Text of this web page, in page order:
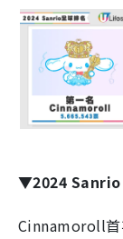
▼2024
Cinnamoroll首